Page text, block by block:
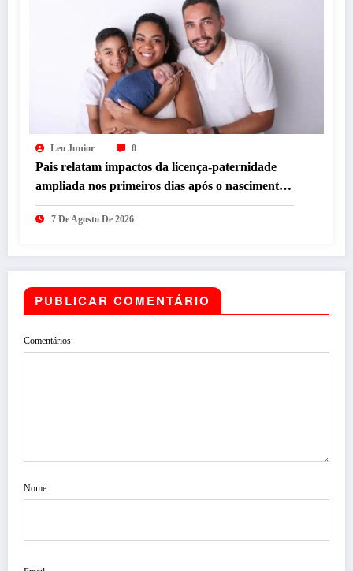
Leo Junior 0
Pais relatam impactos da licença-paternidade
ampliada nos primeiros dias após o nascimento
dos filhos
7 De Agosto De 2026
PUBLICAR COMENTÁRIO
Comentários
Nome